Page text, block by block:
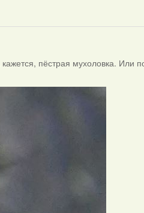
пёстрая мухоловка. Или